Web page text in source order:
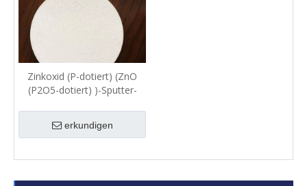
Zinkoxid (P-dotiert) (ZnO
(P2O5-dotiert) )-Sputter-
erkundigen